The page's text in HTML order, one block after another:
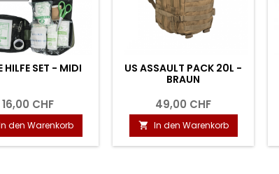
HILFE SET - MIDI
16,00 CHF
den Warenkorb
US ASSAULT PACK 20L -
BRAUN
49,00 CHF
 In den Warenkorb